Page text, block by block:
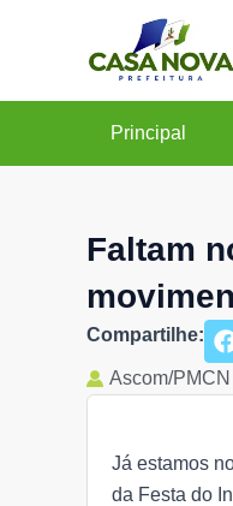
conteúdo
Principal
Faltam
Compartilhe:
Ascom/PMCN
Já estamos
da Festa do